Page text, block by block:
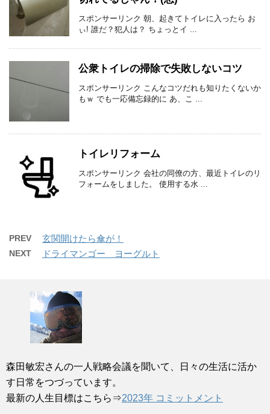
スポンサーリンク 朝、起きてトイレに入ったら お
ぃ! 誰だ？犯人は？ ちょっとイ ...
公衆トイレの掃除で失敗しないコツ
スポンサーリンク こんなコツだれも知りたくないか
もｗ でも一応備忘録的に あ、こ ...
トイレリフォーム
スポンサーリンク 会社の同僚の方、最近トイレのリ
フォームをしました。 使用する水 ...
PREV 玄関開けたら傘が！
NEXT ドライマンゴー ヨーグルト
森田敏宏さんの一人戦略会議を聞いて、日々の生活に活か
す日常をつづっています。
最新の人生目標はこちら⇒2023年 コミットメント